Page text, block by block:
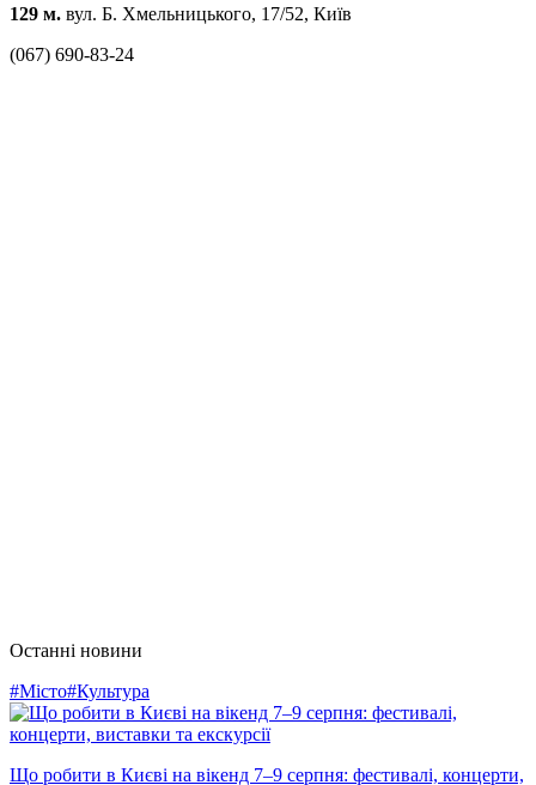
129 м. вул. Б. Хмельницького, 17/52, Київ
(067) 690-83-24
Останні новини
#Місто#Культура
Що робити в Києві на вікенд 7–9 серпня: фестивалі, концерти,